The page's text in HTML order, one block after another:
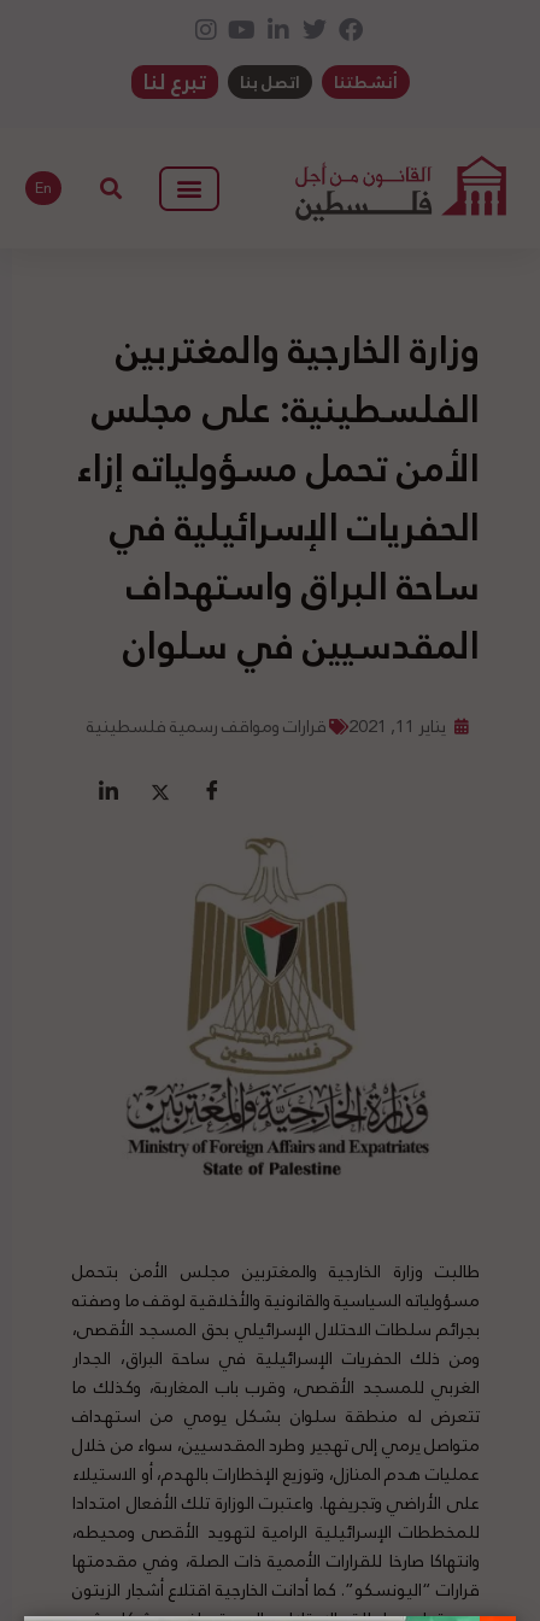
أنشطتنا اتصل بنا تبرع لنا
En
وزارة الخارجية والمغتربين
الفلسطينية: على مجلس
الأمن تحمل مسؤولياته إزاء
الحفريات الإسرائيلية في
ساحة البراق واستهداف
المقدسيين في سلوان
يناير 11, 2021 قرارات ومواقف رسمية فلسطينية
طالبت وزارة الخارجية والمغتربين مجلس الأمن بتحمل
مسؤولياته السياسية والقانونية والأخلاقية لوقف ما وصفته
بجرائم سلطات الاحتلال الإسرائيلي بحق المسجد الأقصى،
ومن ذلك الحفريات الإسرائيلية في ساحة البراق، الجدار
الغربي للمسجد الأقصى، وقرب باب المغاربة، وكذلك ما
تتعرض له منطقة سلوان بشكل يومي من استهداف
متواصل يرمي إلى تهجير وطرد المقدسيين، سواء من خلال
عمليات هدم المنازل، وتوزيع الإخطارات بالهدم، أو الاستيلاء
على الأراضي وتجريفها. واعتبرت الوزارة تلك الأفعال امتدادا
للمخططات الإسرائيلية الرامية لتهويد الأقصى ومحيطه،
وانتهاكا صارخا للقرارات الأممية ذات الصلة، وفي مقدمتها
قرارات “اليونسكو”. كما أدانت الخارجية اقتلاع أشجار الزيتون